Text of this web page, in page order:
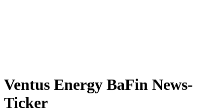
Ventus Energy BaFin News-
Ticker